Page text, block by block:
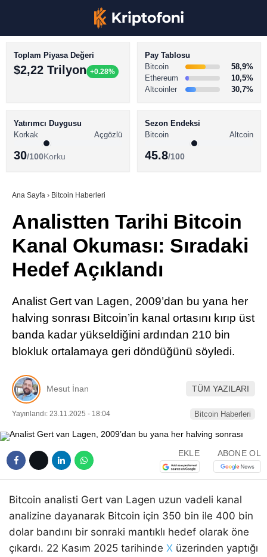
Youtube
TikTok
LinkedIn
Telegram
BİTCOİN HABERLERİ
ALTCOİN HABERLERİ
SÖZLÜK
Toplam Piyasa Değeri
$2,22 Trilyon +0.28%
Pay Tablosu
Bitcoin
58,9%
Ethereum
10,5%
Altcoinler
30,7%
Yatırımcı Duygusu
Korkak
Açgözlü
30/100Korku
Sezon Endeksi
Bitcoin
Altcoin
45.8/100
Ana Sayfa › Bitcoin Haberleri
Analistten Tarihi Bitcoin
Kanal Okuması: Sıradaki
Hedef Açıklandı
Analist Gert van Lagen, 2009’dan bu yana her
halving sonrası Bitcoin’in kanal ortasını kırıp üst
banda kadar yükseldiğini ardından 210 bin
blokluk ortalamaya geri döndüğünü söyledi.
Mesut İnan TÜM YAZILARI
Yayınlandı: 23.11.2025 - 18:04 Bitcoin Haberleri
EKLE ABONE OL
Bitcoin analisti Gert van Lagen uzun vadeli kanal
analizine dayanarak Bitcoin için 350 bin ile 400 bin
dolar bandını bir sonraki mantıklı hedef olarak öne
çıkardı. 22 Kasım 2025 tarihinde X üzerinden yaptığı